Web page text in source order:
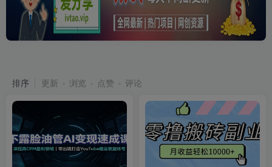
排序
更新 浏览 点赞 评论